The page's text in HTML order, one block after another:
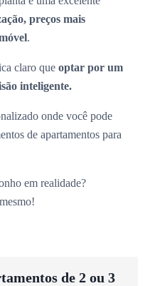
preços mais
.
claro que optar por um
inteligente.
onde você pode
de apartamentos para
em realidade?
de 2 ou 3